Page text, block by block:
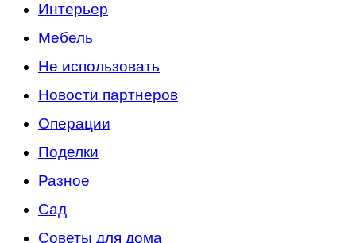
Интерьер
Мебель
Не использовать
Новости партнеров
Операции
Поделки
Разное
Сад
Советы для дома